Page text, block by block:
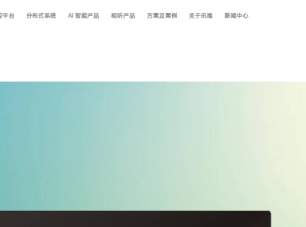
平台 分布式系统 AI 智能产品 视听产品 方案及案例 关于讯维 新闻中心